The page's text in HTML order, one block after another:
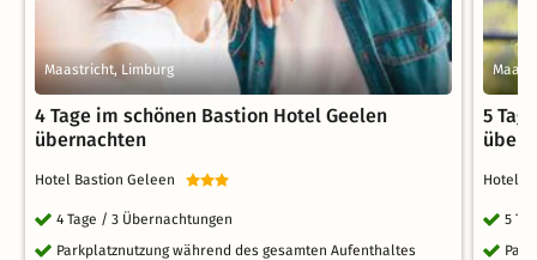
Maastricht, Limburg
4 Tage im schönen Bastion Hotel Geelen
übernachten
Hotel Bastion Geleen
4 Tage / 3 Übernachtungen
Parkplatznutzung während des gesamten Aufenthaltes
5
Hotel
5